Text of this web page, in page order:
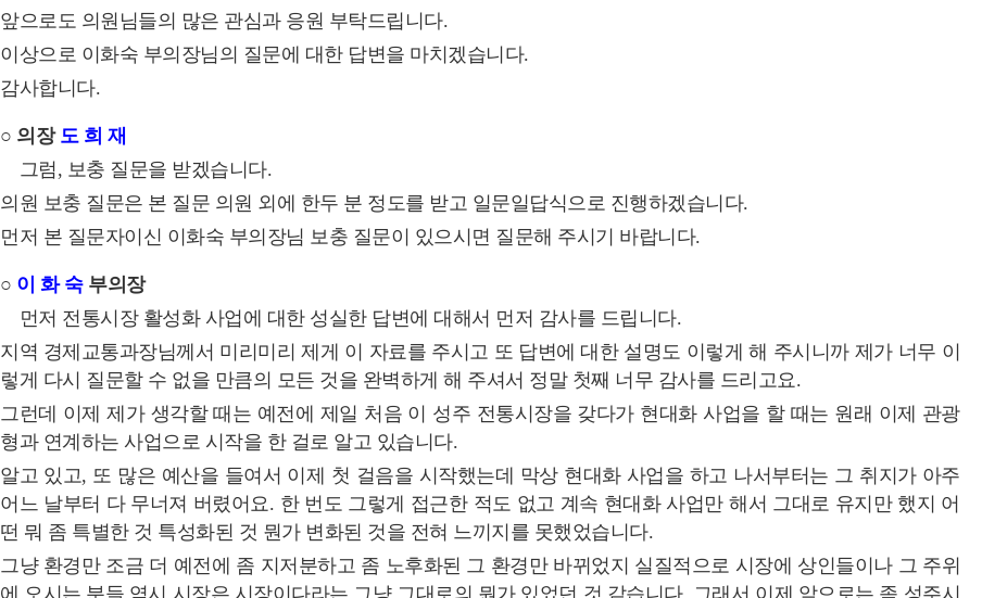
앞으로도 의원님들의 많은 관심과 응원 부탁드립니다.
이상으로 이화숙 부의장님의 질문에 대한 답변을 마치겠습니다.
감사합니다.
○ 의장 도 희 재
그럼, 보충 질문을 받겠습니다.
의원 보충 질문은 본 질문 의원 외에 한두 분 정도를 받고 일문일답식으로 진행하겠습니다.
먼저 본 질문자이신 이화숙 부의장님 보충 질문이 있으시면 질문해 주시기 바랍니다.
○ 이 화 숙부의장
먼저 전통시장 활성화 사업에 대한 성실한 답변에 대해서 먼저 감사를 드립니다.
지역 경제교통과장님께서 미리미리 제게 이 자료를 주시고 또 답변에 대한 설명도 이렇게 해 주시니까 제가 너무 이
렇게 다시 질문할 수 없을 만큼의 모든 것을 완벽하게 해 주셔서 정말 첫째 너무 감사를 드리고요.
그런데 이제 제가 생각할 때는 예전에 제일 처음 이 성주 전통시장을 갖다가 현대화 사업을 할 때는 원래 이제 관광
형과 연계하는 사업으로 시작을 한 걸로 알고 있습니다.
알고 있고, 또 많은 예산을 들여서 이제 첫 걸음을 시작했는데 막상 현대화 사업을 하고 나서부터는 그 취지가 아주
어느 날부터 다 무너져 버렸어요. 한 번도 그렇게 접근한 적도 없고 계속 현대화 사업만 해서 그대로 유지만 했지 어
떤 뭐 좀 특별한 것 특성화된 것 뭔가 변화된 것을 전혀 느끼지를 못했었습니다.
그냥 환경만 조금 더 예전에 좀 지저분하고 좀 노후화된 그 환경만 바뀌었지 실질적으로 시장에 상인들이나 그 주위